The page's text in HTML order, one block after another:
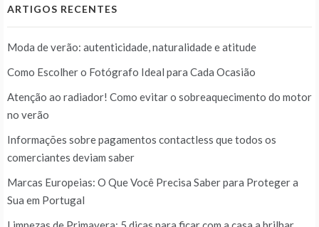
ARTIGOS RECENTES
Moda de verão: autenticidade, naturalidade e atitude
Como Escolher o Fotógrafo Ideal para Cada Ocasião
Atenção ao radiador! Como evitar o sobreaquecimento do motor
no verão
Informações sobre pagamentos contactless que todos os
comerciantes deviam saber
Marcas Europeias: O Que Você Precisa Saber para Proteger a
Sua em Portugal